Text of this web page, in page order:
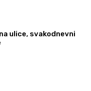
ulice, svakodnevni